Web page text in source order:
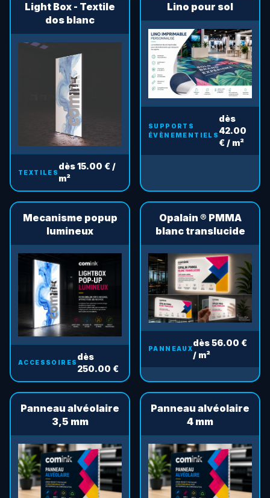
Light Box - Textile
dos blanc
TEXTILES
dès 15.00 € /
m²
Lino pour sol
SUPPORTS
ÉVÈNEMENTIELS
dès
42.00
€ / m²
Mecanisme popup
lumineux
ACCESSOIRES
dès
250.00 €
Opalain ® PMMA
blanc translucide
PANNEAUX
dès 56.00 €
/ m²
Panneau alvéolaire
3,5 mm
Panneau alvéolaire
4 mm